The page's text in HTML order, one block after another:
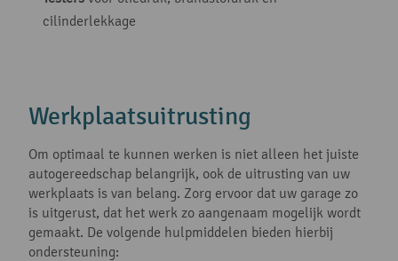
cilinderlekkage
Werkplaatsuitrusting
Om optimaal te kunnen werken is niet alleen het juiste
autogereedschap belangrijk, ook de uitrusting van uw
werkplaats is van belang. Zorg ervoor dat uw garage zo
is uitgerust, dat het werk zo aangenaam mogelijk wordt
gemaakt. De volgende hulpmiddelen bieden hierbij
ondersteuning: